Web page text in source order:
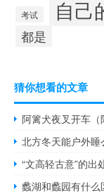
考试 自己
都是
猜你想看的文章
阿篱犬夜叉开车（
北方冬天能户外睡
“文高轻古意”的出
蠡湖和蠡园有什么